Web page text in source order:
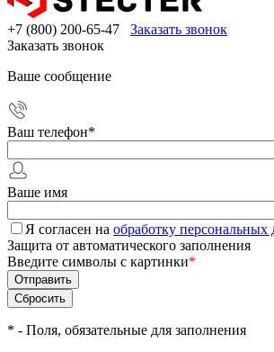
+7 (800) 200-65-47
Заказать звонок
Заказать звонок
Ваше сообщение
Ваш телефон*
Ваше имя
Я согласен на обработку персональных
Защита от автоматического заполнения
Введите символы с картинки*
* - Поля, обязательные для заполнения